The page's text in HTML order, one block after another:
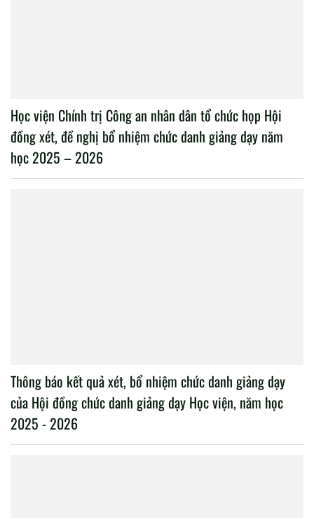
Học viện Chính trị Công an nhân dân tổ chức họp Hội
đồng xét, đề nghị bổ nhiệm chức danh giảng dạy năm
học 2025 – 2026
Thông báo kết quả xét, bổ nhiệm chức danh giảng dạy
của Hội đồng chức danh giảng dạy Học viện, năm học
2025 - 2026